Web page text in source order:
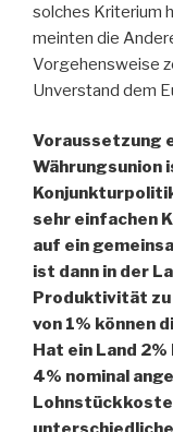
solches Kriterium
meinten die
Vorgehensweise
Unverstand dem
Voraussetzung
Währungsunion
sehr einfachen
auf ein
ist dann in der
Produktivität zu
von 1% können
Hat ein Land
4% nominal